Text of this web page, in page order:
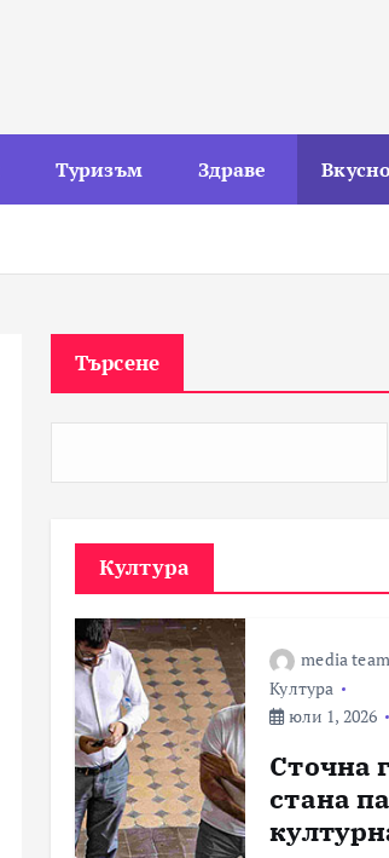
Туризъм Здраве Вкусно
Търсене
Култура
media team
Култура
юли 1, 2026
Сточна
стана